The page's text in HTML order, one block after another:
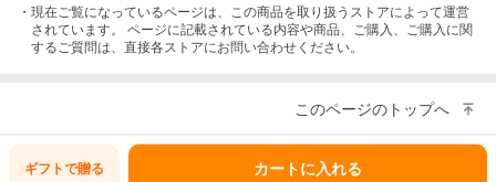
・現在ご覧になっているページは、この商品を取り扱うストアによって運営
されています。 ページに記載されている内容や商品、ご購入 、ご購入に関
するご質問は、直接各ストアにお問い合わせください。
このページのトップへ
ギフトで贈る カートに入れる